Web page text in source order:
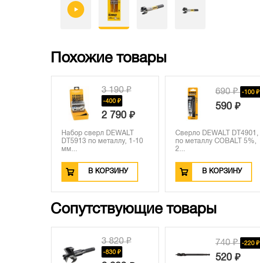
Похожие товары
3 190 ₽
-400 ₽
2 790 ₽
Набор сверл DEWALT
DT5913 по металлу, 1-10
мм...
В КОРЗИНУ
690 ₽ -100 ₽
590 ₽
Сверло DEWALT DT4901,
по металлу COBALT 5%,
2...
В КОРЗИНУ
Сопутствующие товары
740 ₽ -220 ₽
520 ₽
4 170 ₽
-380 ₽